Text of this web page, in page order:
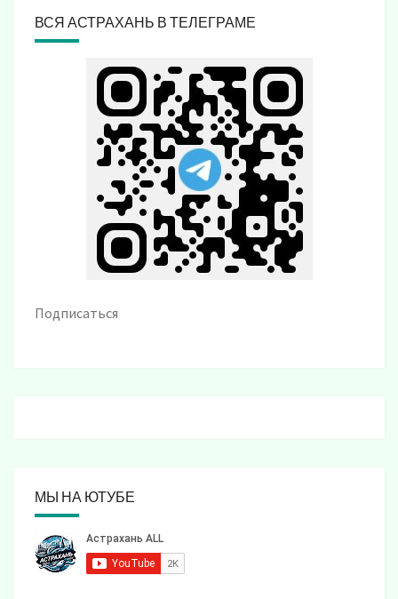
ВСЯ АСТРАХАНЬ В ТЕЛЕГРАМЕ
Подписаться
МЫ НА ЮТУБЕ